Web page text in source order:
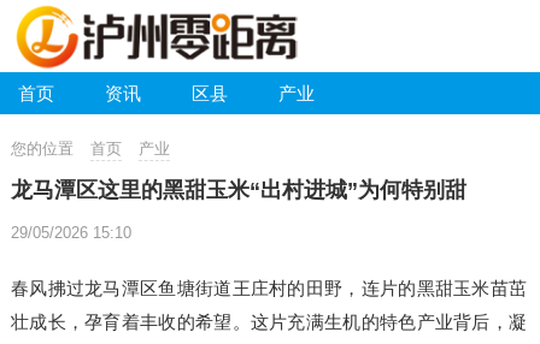
首页 资讯 区县 产业
您的位置 首页 产业
龙马潭区这里的黑甜玉米“出村进城”为何特别甜
29/05/2026 15:10
春风拂过龙马潭区鱼塘街道王庄村的田野，连片的黑甜玉米苗茁
壮成长，孕育着丰收的希望。这片充满生机的特色产业背后，凝